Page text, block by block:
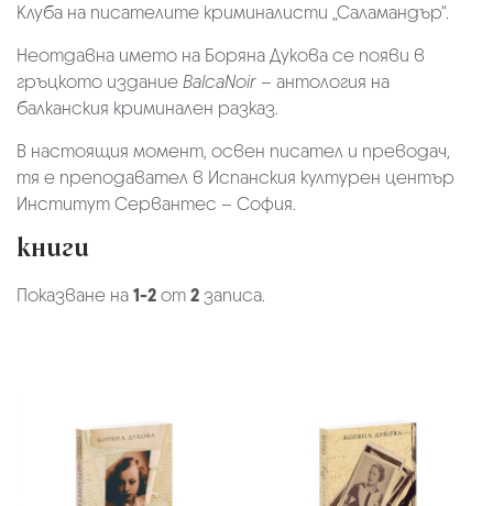
Клуба на писателите криминалисти „Саламандър“.
Неотдавна името на Боряна Дукова се появи в
гръцкото изданиеBalcaNoir – антология на
балканския криминален разказ.
В настоящия момент, освен писател и преводач,
тя е преподавател в Испанския културен център
Институт Сервантес – София.
книги
Показване на1-2от2записа.